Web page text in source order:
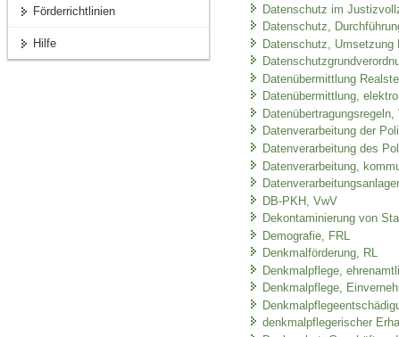
Förderrichtlinien
Hilfe
Datenschutz im
Datenschutz,
Datenschutz, Umsetzung
Datenübermittlung
Datenübermittlung,
Datenübertragungsregeln,
Datenverarbeitung der
Datenverarbeitung des
Datenverarbeitung,
DB-PKH, VwV
Dekontaminierung von
Demografie, FRL
Denkmalförderung, RL
Denkmalpflege,
Denkmalpflege,
denkmalpflegerischer